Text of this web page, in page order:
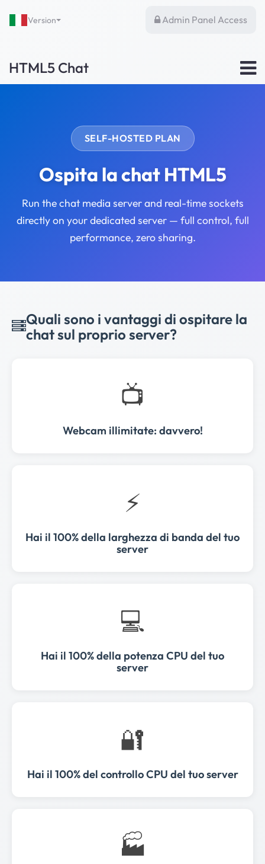
Version Admin Panel Access
HTML5 Chat
SELF-HOSTED PLAN
Ospita la chat HTML5
Run the chat media server and real-time sockets
directly on your dedicated server — full control, full
performance, zero sharing.
Quali sono i vantaggi di ospitare la
chat sul proprio server?
📺
Webcam illimitate: davvero!
⚡
Hai il 100% della larghezza di banda del tuo
server
💻
Hai il 100% della potenza CPU del tuo
server
🔐
Hai il 100% del controllo CPU del tuo server
🏭